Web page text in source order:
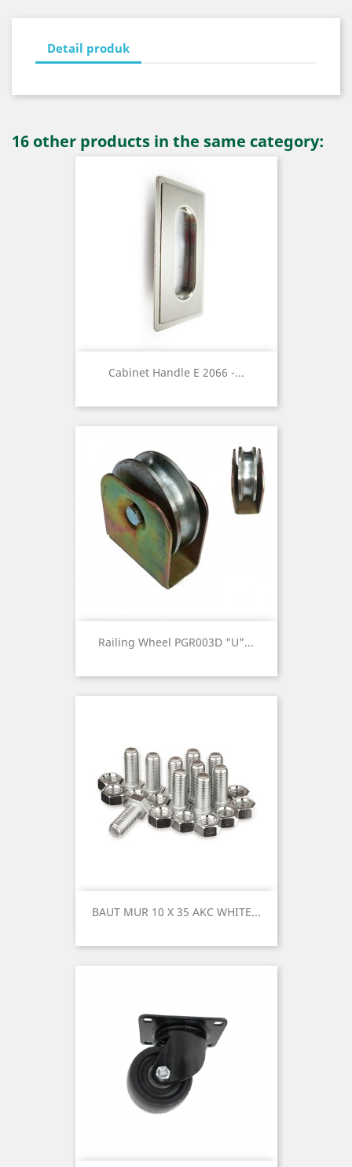
Detail produk
16 other products in the same category:
Cabinet Handle E 2066 -...
Railing Wheel PGR003D "U"...
BAUT MUR 10 X 35 AKC WHITE...